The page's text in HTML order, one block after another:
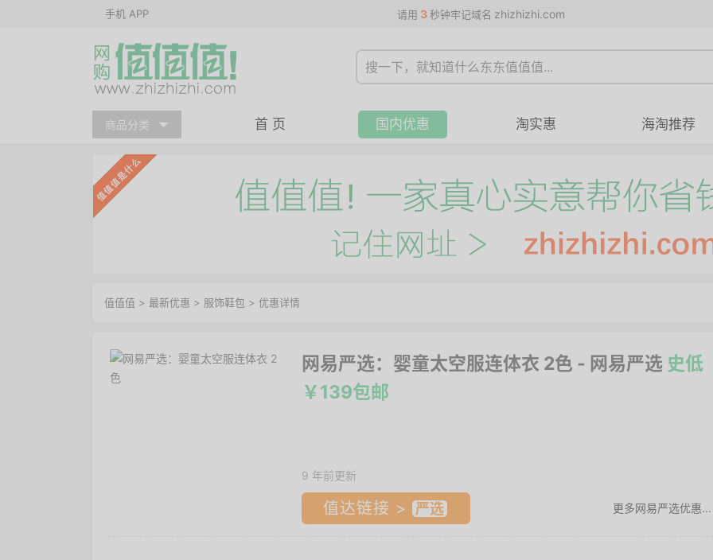
手机 APP 请用 3 秒钟牢记域名 zhizhizhi.com
商品分类 首 页 国内优惠 淘实惠 海淘推荐
值值值 > 最新优惠 > 服饰鞋包 > 优惠详情
网易严选：婴童太空服连体衣 2色 - 网易严选 史低
￥139包邮
9 年前更新
值达链接 > 更多网易严选优惠...